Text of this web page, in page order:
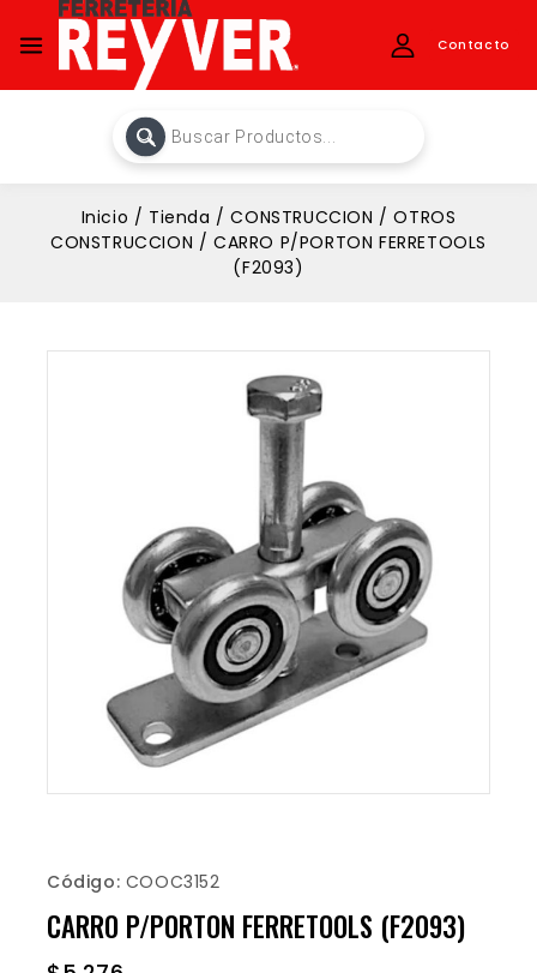
Contacto
Inicio / Tienda / CONSTRUCCION / OTROS
CONSTRUCCION / CARRO P/PORTON FERRETOOLS
(F2093)
Código: COOC3152
CARRO P/PORTON FERRETOOLS (F2093)